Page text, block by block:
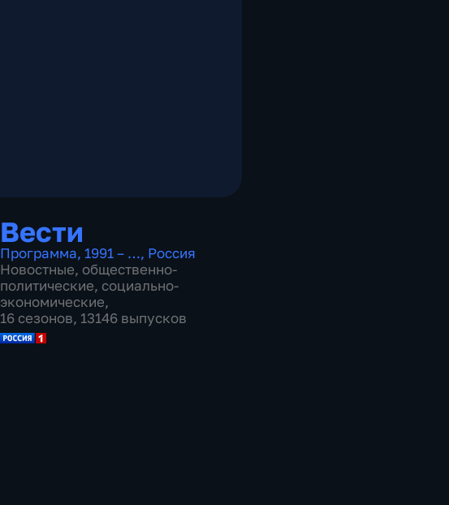
Вести
Программа, 1991 – …, Россия
Новостные, общественно-
политические, социально-
экономические,
16 сезонов, 13146 выпусков